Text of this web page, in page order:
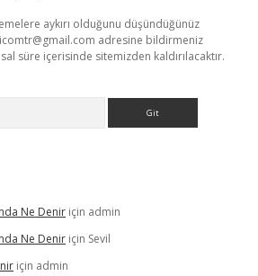
aykırı olduğunu düşündüğünüz
adresine bildirmeniz
süre içerisinde sitemizden kaldırılacaktır.
Ne Denir için admin
Ne Denir için Sevil
için admin